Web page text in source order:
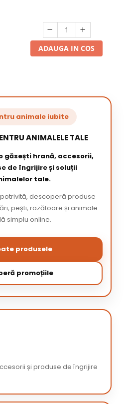
ADAUGA IN COS
animale iubite
ANIMALELE TALE
găsești hrană, accesorii,
de îngrijire și soluții
tale.
descoperă produse
pești, rozătoare și animale
simplu online.
produsele
promoțiile
și produse de îngrijire